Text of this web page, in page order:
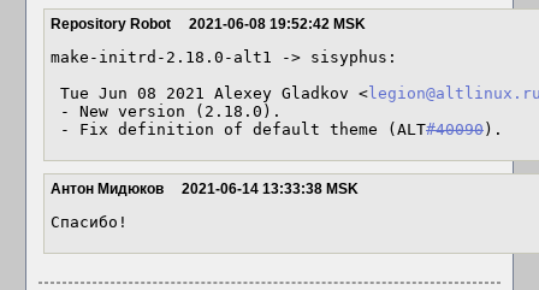
Repository Robot 2021-06-08 19:52:42 MSK
make-initrd-2.18.0-alt1 -> sisyphus:
Tue Jun 08 2021 Alexey Gladkov <
- Fix definition of default theme (ALT#40090 ).
Антон Мидюков 2021-06-14 13:33:38 MSK
Спасибо!